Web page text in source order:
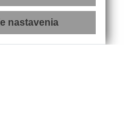
nastavenia